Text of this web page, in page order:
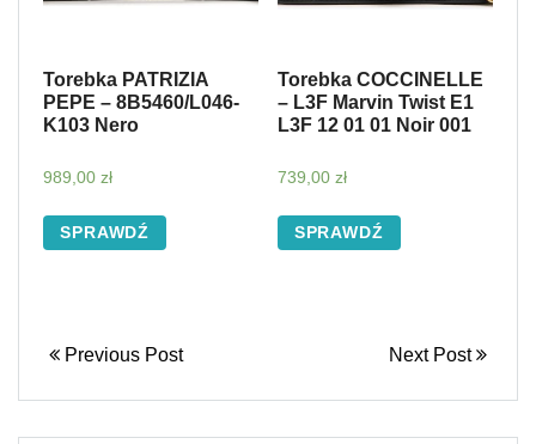
Torebka PATRIZIA
PEPE – 8B5460/L046-
K103 Nero
989,00 zł
SPRAWDŹ
Torebka COCCINELLE
– L3F Marvin Twist E1
L3F 12 01 01 Noir 001
739,00 zł
SPRAWDŹ
Previous Post Next Post